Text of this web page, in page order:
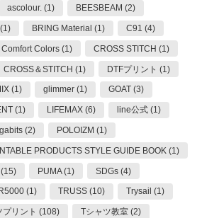
ascolour. (1) BEESBEAM (2)
BRING Material (1) C91 (4)
Comfort Colors (1) CROSS STITCH (1)
CROSS＆STITCH (1) DTFプリント (1)
(1) glimmer (1) GOAT (3)
(1) LIFEMAX (6) line公式 (1)
(2) POLOIZM (1)
PRODUCTS STYLE GUIDE BOOK (1)
PUMA (1) SDGs (4)
(1) TRUSS (10) Trysail (1)
プリント (108) Tシャツ教室 (2)